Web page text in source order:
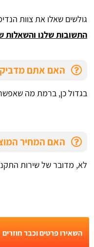
גולשים שאלו את צוות
התשובות שלנו והשאלות
האם אתם
בגדול כן, ברמת מה
האם המחיר
לא, מדובר של שירות
השאירו פרטים וכבר חוזרים